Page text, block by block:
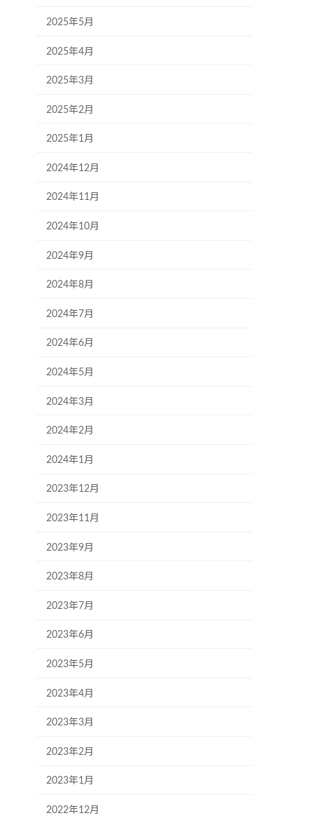
2025年5月
2025年4月
2025年3月
2025年2月
2025年1月
2024年12月
2024年11月
2024年10月
2024年9月
2024年8月
2024年7月
2024年6月
2024年5月
2024年3月
2024年2月
2024年1月
2023年12月
2023年11月
2023年9月
2023年8月
2023年7月
2023年6月
2023年5月
2023年4月
2023年3月
2023年2月
2023年1月
2022年12月